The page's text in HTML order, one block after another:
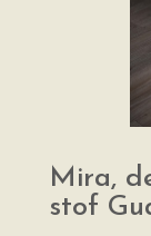
Mira,
stof